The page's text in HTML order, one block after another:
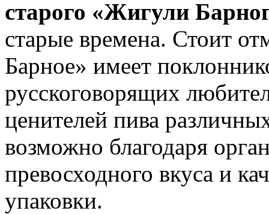
старого «Жигули
старые времена. Стоит
Барное» имеет
русскоговорящих
ценителей пива
возможно благодаря
превосходного вкуса и
упаковки.